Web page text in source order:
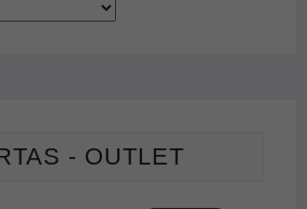
- OUTLET